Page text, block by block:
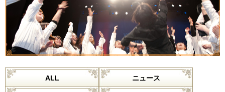
ALL ニュース